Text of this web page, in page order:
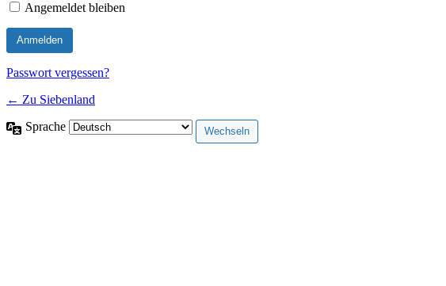
Angemeldet bleiben
Passwort vergessen?
← Zu Siebenland
Sprache